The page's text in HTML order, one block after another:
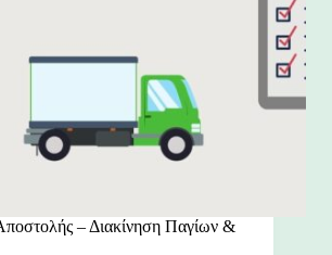
– Διακίνηση Παγίων &